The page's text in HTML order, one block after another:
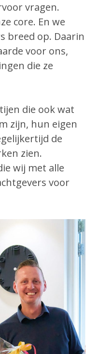
vragen.
core. En we
breed op. Daarin
voor ons,
die ze
die ook wat
zijn, hun eigen
de
zien.
wij met alle
voor